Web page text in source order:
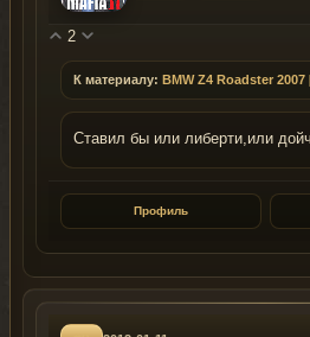
2
К материалу: BMW Z4 Roadster 2007
Ставил бы или либерти,или
Профиль